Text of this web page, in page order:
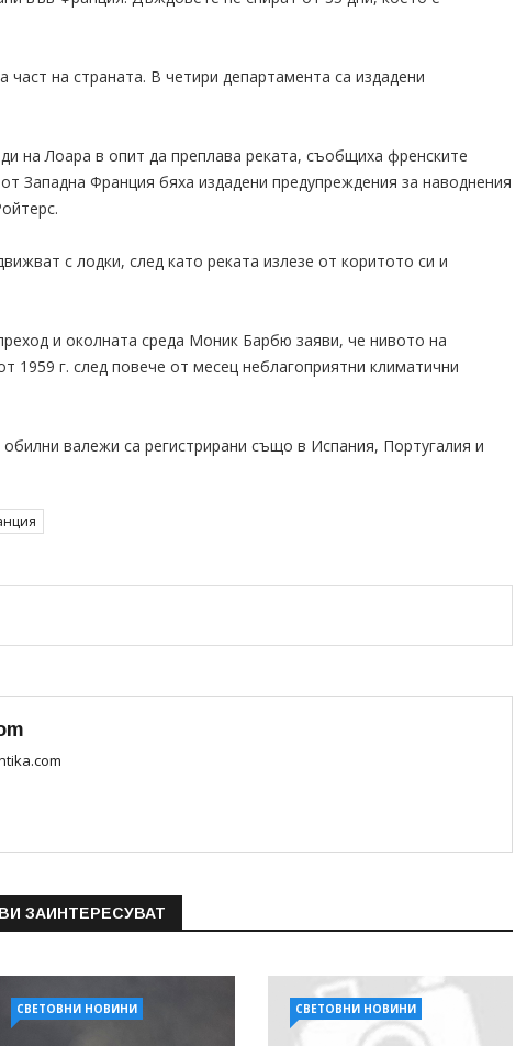
на страната. В четири департамента са издадени
на Лоара в опит да преплава реката, съобщиха френските
Западна Франция бяха издадени предупреждения за наводнения
с лодки, след като реката излезе от коритото си и
и околната среда Моник Барбю заяви, че нивото на
1959 г. след повече от месец неблагоприятни климатични
валежи са регистрирани също в Испания, Португалия и
ЗАИНТЕРЕСУВАТ
СВЕТОВНИ НОВИНИ СВЕТОВНИ НОВИНИ